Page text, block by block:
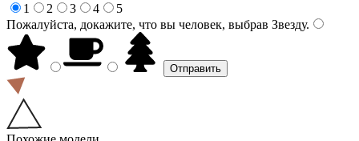
1
2 3 4
5
Пожалуйста, докажите, что вы человек, выбрав Звезду.